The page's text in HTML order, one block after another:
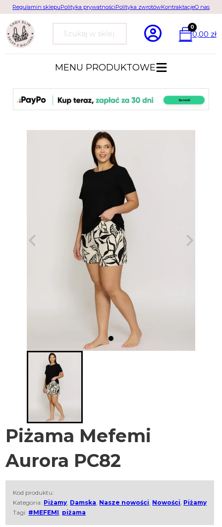
Regulamin sklepuPolityka prywatnościPolityka zwrotówKontraktacjeO nas
Szukaj
0
0,00 zł
MENU PRODUKTOWE
Piżama Mefemi
Aurora PC82
Kod produktu:
Kategoria: Piżamy, Damska, Nasze nowości, Nowości, Piżamy
Tagi: #MEFEMI, piżama